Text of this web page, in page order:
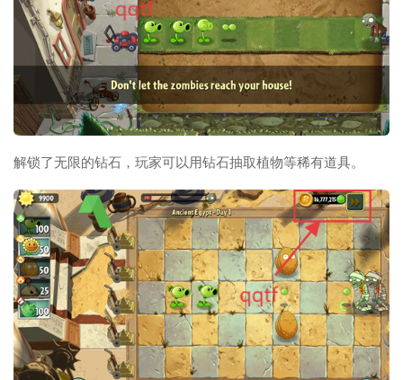
解锁了无限的钻石，玩家可以用钻石抽取植物等稀有道具。